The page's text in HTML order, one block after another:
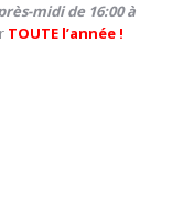
midi de 16:00 à
TOUTE l’année !